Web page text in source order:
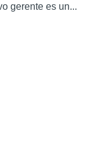
gerente es un...